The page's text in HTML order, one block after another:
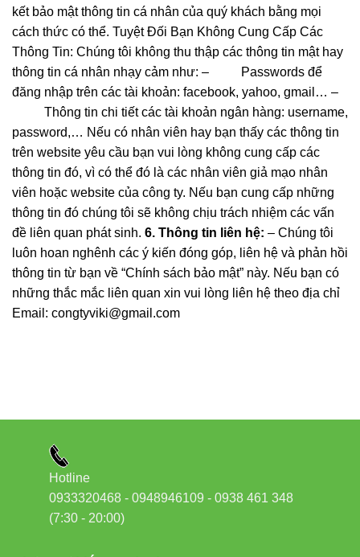
kết bảo mật thông tin cá nhân của quý khách bằng mọi
cách thức có thể. Tuyệt Đối Bạn Không Cung Cấp Các
Thông Tin: Chúng tôi không thu thập các thông tin mật hay
thông tin cá nhân nhạy cảm như: – Passwords để
đăng nhập trên các tài khoản: facebook, yahoo, gmail… –
Thông tin chi tiết các tài khoản ngân hàng: username,
password,… Nếu có nhân viên hay bạn thấy các thông tin
trên website yêu cầu bạn vui lòng không cung cấp các
thông tin đó, vì có thể đó là các nhân viên giả mạo nhân
viên hoặc website của công ty. Nếu bạn cung cấp những
thông tin đó chúng tôi sẽ không chịu trách nhiệm các vấn
đề liên quan phát sinh. 6. Thông tin liên hệ: – Chúng tôi
luôn hoan nghênh các ý kiến đóng góp, liên hệ và phản hồi
thông tin từ bạn về “Chính sách bảo mật” này. Nếu bạn có
những thắc mắc liên quan xin vui lòng liên hệ theo địa chỉ
Email: congtyviki@gmail.com
Hotline
0933320468 - 0948946109 - 0938 461 348
(7:30 - 20:00)